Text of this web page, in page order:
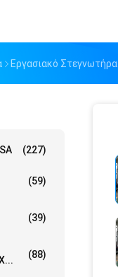
Εργασιακό
(227)
(59)
(39)
(88)